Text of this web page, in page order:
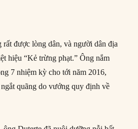
rất được lòng dân, và người dân địa
hiệu “Kẻ trừng phạt.” Ông nắm
7 nhiệm kỳ cho tới năm 2016,
quãng do vướng quy định về